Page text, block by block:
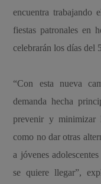
encuentra trabajando
fiestas patronales en
celebrarán los días del
“Con esta nueva
demanda hecha
prevenir y minimizar
como no dar otras
a jóvenes
se quiere llegar”,